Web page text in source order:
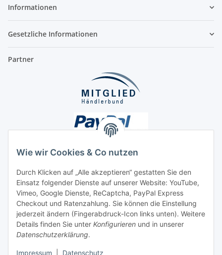
Wie wir Cookies & Co nutzen
Durch Klicken auf „Alle akzeptieren“ gestatten Sie den
Einsatz folgender Dienste auf unserer Website: YouTube,
Vimeo, Google Dienste, ReCaptcha, PayPal Express
Checkout und Ratenzahlung. Sie können die Einstellung
jederzeit ändern (Fingerabdruck-Icon links unten). Weitere
Details finden Sie unter Konfigurieren und in unserer
Datenschutzerklärung.
Impressum Datenschutz
Informationen
Gesetzliche Informationen
Partner
Unsere Seiten
Social Media
Vertrag widerrufen